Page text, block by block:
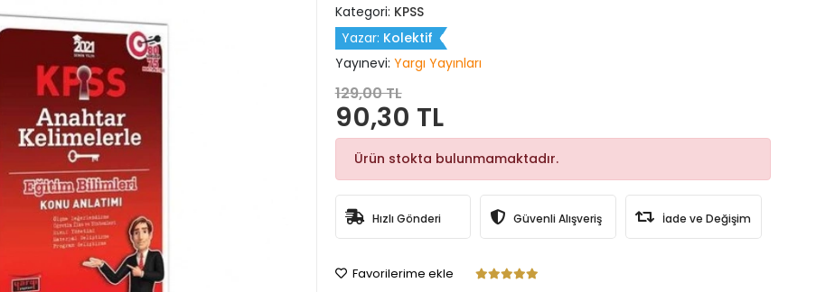
Kategori: KPSS
Yazar: Kolektif
Yayınevi: Yargı Yayınları
129,00 TL
90,30 TL
Ürün stokta bulunmamaktadır.
Hızlı Gönderi Güvenli Alışveriş İade ve Değişim
Favorilerime ekle